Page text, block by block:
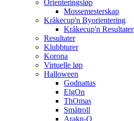
Orienteringsløp
Mossemesterskap
Kråkecup'n Byorientering
Kråkecup'n Resultater
Resultater
Klubbturer
Korona
Virtuelle løp
Halloween
Godnattas
ElgOn
ThOmas
Småtroll
Arakn-O